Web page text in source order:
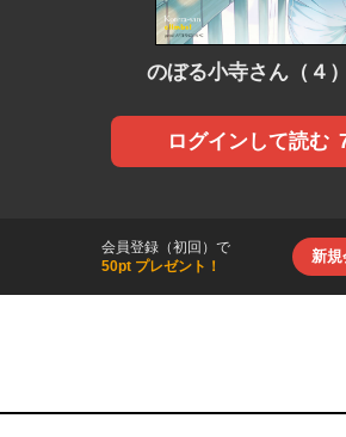
のぼる小寺さん（４
ログインして読む
会員登録（初回）で
50pt プレゼント！
新規